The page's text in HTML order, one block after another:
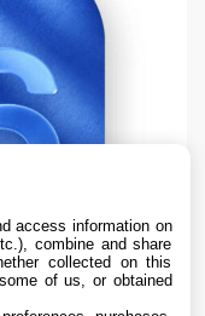
access information on
combine and share
collected on this
of us, or obtained